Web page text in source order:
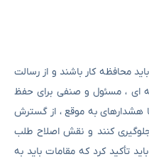
محافظه کار باشند و از رسالت
ای ، مسئول و صنفی برای حفظ
هشدارهای به موقع ، از گسترش
جلوگیری کنند و نقش اصلاح طلب
تأکید کرد که مقامات باید به